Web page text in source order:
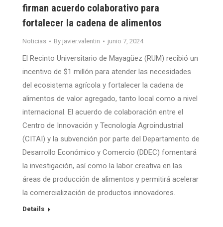
firman acuerdo colaborativo para
fortalecer la cadena de alimentos
Noticias By javier.valentin junio 7, 2024
El Recinto Universitario de Mayagüez (RUM) recibió un
incentivo de $1 millón para atender las necesidades
del ecosistema agrícola y fortalecer la cadena de
alimentos de valor agregado, tanto local como a nivel
internacional. El acuerdo de colaboración entre el
Centro de Innovación y Tecnología Agroindustrial
(CITAI) y la subvención por parte del Departamento de
Desarrollo Económico y Comercio (DDEC) fomentará
la investigación, así como la labor creativa en las
áreas de producción de alimentos y permitirá acelerar
la comercialización de productos innovadores.
Details